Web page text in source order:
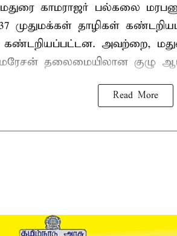
காமராஜர் பல்கலை
முதுமக்கள் தாழிகள்
கண்டறியப்பட்டன. அவற்றை,
தலைமையிலான குழு
Read More